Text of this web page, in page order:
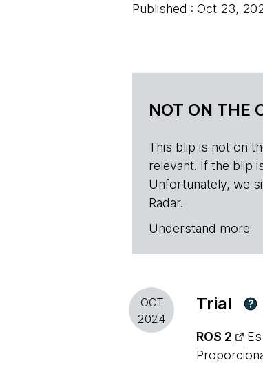
Published : Oct 23,
NOT ON THE
This blip is not on
relevant. If the blip
Unfortunately, we
Radar.
Understand more
OCT
2024
Trial ?
ROS 2